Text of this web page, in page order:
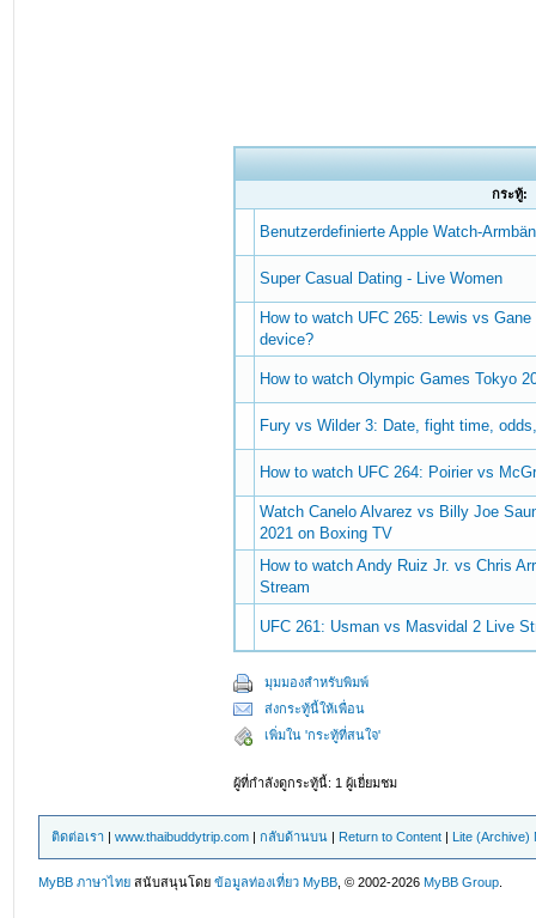
กระทู้:
Benutzerdefinierte Apple Watch-
Super Сasual Dating - Live Women
How to watch UFC 265: Lewis vs
device?
How to watch Olympic Games Tokyo
Fury vs Wilder 3: Date, fight time,
How to watch UFC 264: Poirier vs
Watch Canelo Alvarez vs Billy Joe
2021 on Boxing TV
How to watch Andy Ruiz Jr. vs Chris
Stream
UFC 261: Usman vs Masvidal 2 Live
มุมมองสำหรับพิมพ์
ส่งกระทู้นี้ให้เพื่อน
เพิ่มใน 'กระทู้ที่สนใจ'
ผู้ที่กำลังดูกระทู้นี้: 1 ผู้เยี่ยมชม
ติดต่อเรา |www.thaibuddytrip.com |กลับด้านบน | Return to Content | Lite (Archive)
MyBB ภาษาไทย สนับสนุนโดยข้อมูลท่องเที่ยว MyBB , © 2002-2026MyBB Group